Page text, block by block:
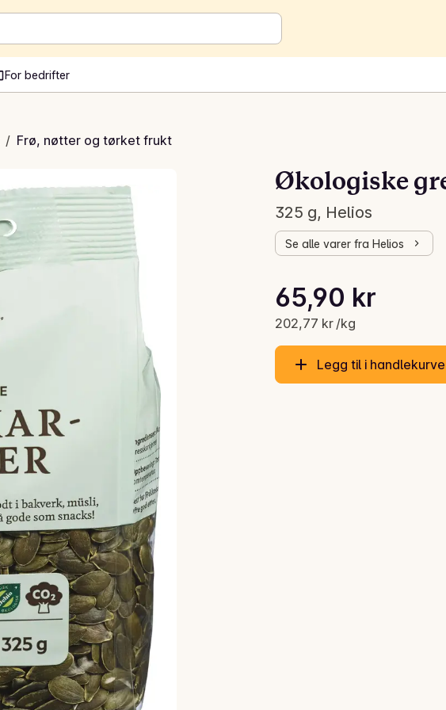
For bedrifter
/ Frø, nøtter og tørket frukt
Økologiske
325 g, Helios
Se alle varer fra Helios
Gjeldende pris er: 65,90 kr
65,90 kr
202,77 kr /kg
Stykkpris: 202,77 kr /kg
Legg til i